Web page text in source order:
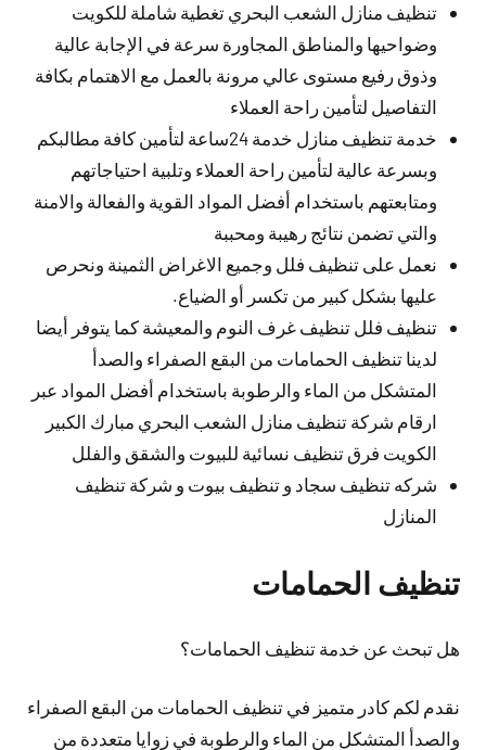
تنظيف منازل الشعب البحري تغطية شاملة للكويت
وضواحيها والمناطق المجاورة سرعة في الإجابة عالية
وذوق رفيع مستوى عالي مرونة بالعمل مع الاهتمام بكافة
التفاصيل لتأمين راحة العملاء
خدمة تنظيف منازل خدمة 24ساعة لتأمين كافة مطالبكم
وبسرعة عالية لتأمين راحة العملاء وتلبية احتياجاتهم
ومتابعتهم باستخدام أفضل المواد القوية والفعالة والامنة
والتي تضمن نتائج رهيبة ومحببة
نعمل على تنظيف فلل وجميع الاغراض الثمينة ونحرص
عليها بشكل كبير من تكسر أو الضياع.
تنظيف فلل تنظيف غرف النوم والمعيشة كما يتوفر أيضا
لدينا تنظيف الحمامات من البقع الصفراء والصدأ
المتشكل من الماء والرطوبة باستخدام أفضل المواد عبر
ارقام شركة تنظيف منازل الشعب البحري مبارك الكبير
الكويت فرق تنظيف نسائية للبيوت والشقق والفلل
شركه تنظيف سجاد و تنظيف بيوت و شركة تنظيف
المنازل
تنظيف الحمامات
هل تبحث عن خدمة تنظيف الحمامات؟
نقدم لكم كادر متميز في تنظيف الحمامات من البقع الصفراء
والصدأ المتشكل من الماء والرطوبة في زوايا متعددة من